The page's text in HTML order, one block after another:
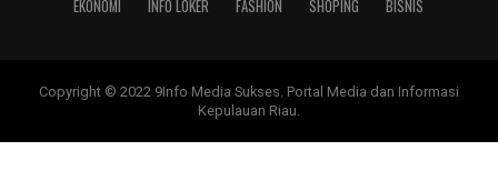
EKONOMI INFO LOKER FASHION SHOPING BISNIS
Copyright © 2022 9Info Media Sukses. Portal Media dan Informasi
Kepulauan Riau.